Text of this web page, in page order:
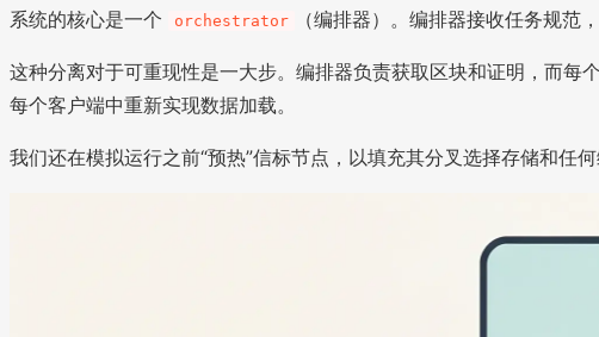
系统的核心是一个 orchestrator （编排器）。编排器接收任务规范
这种分离对于可重现性是一大步。编排器负责获取区块和证明，而
每个客户端中重新实现数据加载。
我们还在模拟运行之前“预热”信标节点，以填充其分叉选择存储和任